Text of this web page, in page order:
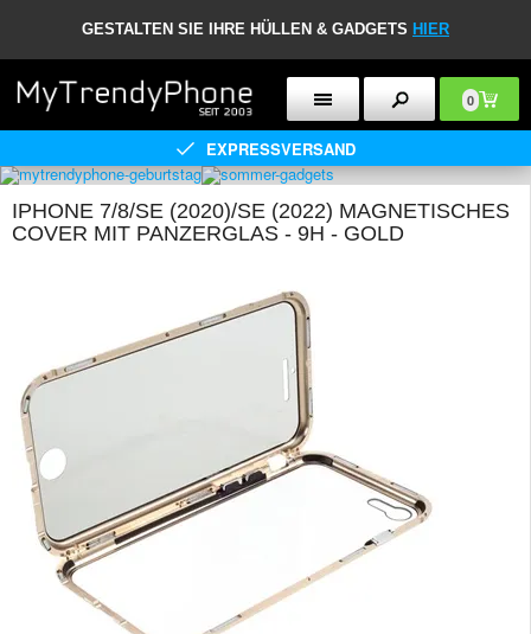
GESTALTEN SIE IHRE HÜLLEN & GADGETS HIER
0
EXPRESSVERSAND
IPHONE 7/8/SE (2020)/SE (2022) MAGNETISCHES
COVER MIT PANZERGLAS - 9H - GOLD